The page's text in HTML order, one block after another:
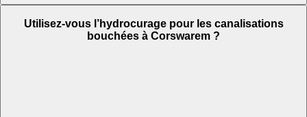
Utilisez-vous l’hydrocurage pour les canalisations
bouchées à Corswarem ?